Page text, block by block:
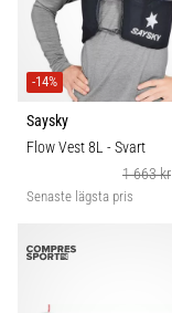
Plantar
fasciit:
Symptom,
orsaker
och
behandling
du
hälsmärta
eller
-14%
Saysky
Flow Vest 8L - Svart
1 663 kr
Senaste lägsta pris